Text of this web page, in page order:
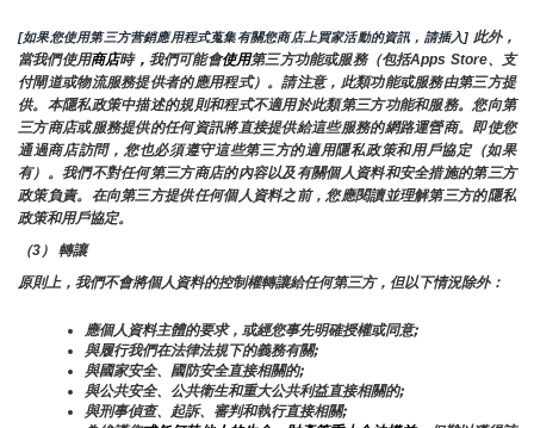
[如果您使用第三方营銷應用程式蒐集有關您商店上買家活動的資訊，請插入] 此外，
當我們使用商店時， 我們可能會使用第三方功能或服務（包括Apps Store、支
付閘道或物流服務提供者的應用程式）。請注意，此類功能或服務由第三方提
供。本隱私政策中描述的規則和程式不適用於此類第三方功能和服務。您向第
三方商店或服務提供的任何資訊將直接提供給這些服務的網路運營商。即使您
通過商店訪問，您也必須遵守這些第三方的適用隱私政策和用戶協定（如果
有）。我們不對任何第三方商店的內容以及有關個人資料和安全措施的第三方
政策負責。在向第三方提供任何個人資料之前，您應閱讀並理解第三方的隱私
政策和用戶協定。
（3） 轉讓
原則上，我們不會將個人資料的控制權轉讓給任何第三方，但以下情況除外：
應個人資料主體的要求，或經您事先明確授權或同意;
與履行我們在法律法規下的義務有關;
與國家安全、國防安全直接相關的;
與公共安全、公共衛生和重大公共利益直接相關的;
與刑事偵查、起訴、審判和執行直接相關;